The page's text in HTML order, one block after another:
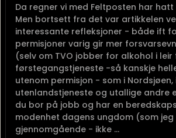
Da regner vi med Feltposten har
Men bortsett fra det var artikkelen
interessante refleksjoner - både ift
permisjoner varig gir mer
(selv om TVO jobber for alkohol i
førstegangstjeneste -så kanskje
utenom permisjon - som i Nordsjøen,
utenlandstjeneste og utallige andre
du bor på jobb og har en
modenhet dagens ungdom (som
gjennomgående - ikke ...